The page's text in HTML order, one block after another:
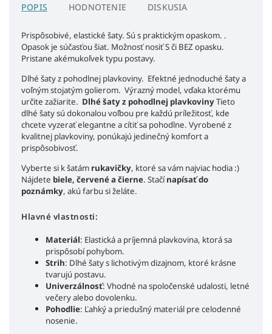
POPIS HODNOTENIE DISKUSIA
Prispôsobivé, elastické šaty. Sú s praktickým opaskom. .
Opasok je súčasťou šiat. Možnosť nosiť S či BEZ opasku.
Pristane akémukoľvek typu postavy.
Dlhé šaty z pohodlnej plavkoviny. Efektné jednoduché šaty a
voľným stojatým golierom. Výrazný model, vďaka ktorému
určite zažiarite. Dlhé šaty z pohodlnej plavkovinyTieto
dlhé šaty sú dokonalou voľbou pre každú príležitosť, kde
chcete vyzerať elegantne a cítiť sa pohodlne. Vyrobené z
kvalitnej plavkoviny, ponúkajú jedinečný komfort a
prispôsobivosť.
Vyberte si k šatám rukavičky, ktoré sa vám najviac hodia :)
Nájdete biele, červené a čierne. Stačínapísať do
poznámky, akú farbu si želáte.
Hlavné vlastnosti:
Materiál: Elastická a príjemná plavkovina, ktorá sa
prispôsobí pohybom.
Strih: Dlhé šaty s lichotivým dizajnom, ktoré krásne
tvarujú postavu.
Univerzálnosť: Vhodné na spoločenské udalosti, letné
večery alebo dovolenku.
Pohodlie: Ľahký a priedušný materiál pre celodenné
nosenie.